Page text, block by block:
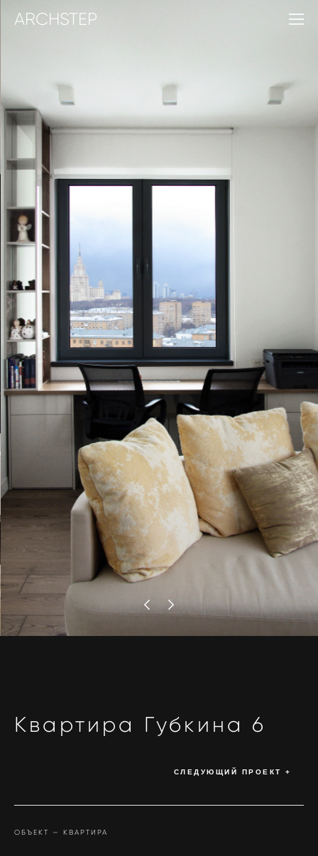
ARCHSTEP
Квартира Губкина 6
СЛЕДУЮЩИЙ ПРОЕКТ +
ОБЪЕКТ — КВАРТИРА